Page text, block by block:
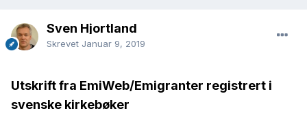
Sven Hjortland
Skrevet Januar 9, 2019
Utskrift fra EmiWeb/Emigranter registrert i
svenske kirkebøker